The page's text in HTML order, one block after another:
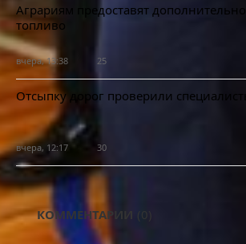
Аграриям предоставят дополнительное
топливо
вчера, 13:38 25
Отсыпку дорог проверили специалисты
вчера, 12:17 30
КОММЕНТАРИИ (0)